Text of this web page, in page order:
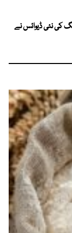
کی نئی ڈیوائس نے